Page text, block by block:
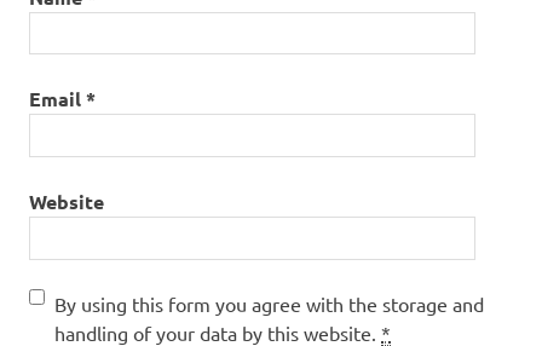
Email*
Website
By using this form you agree with the storage and
handling of your data by this website. *